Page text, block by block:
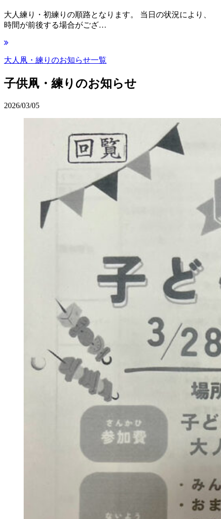
大人練り・初練りの順路となります。 当日の状況により、
時間が前後する場合がござ…
大人凧・練りのお知らせ一覧
子供凧・練りのお知らせ
2026/03/05